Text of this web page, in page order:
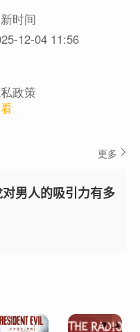
时间
12-04 11:56
政策
更多
男人的吸引力有多大